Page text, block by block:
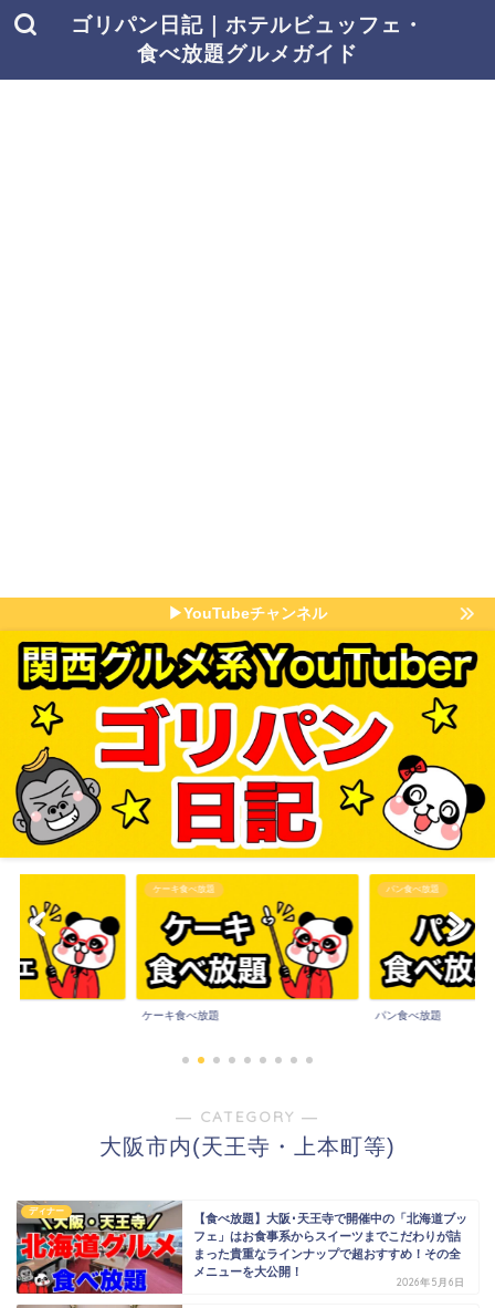
ゴリパン日記｜ホテルビュッフェ・
食べ放題グルメガイド
▶YouTubeチャンネル
ケーキ食べ放題
ケーキ食べ放題
パン食べ放題
パン食べ放題
― CATEGORY ―
大阪市内(天王寺・上本町等)
ディナー
【食べ放題】大阪･天王寺で開催中の「北海道ブッ
フェ」はお食事系からスイーツまでこだわりが詰
まった貴重なラインナップで超おすすめ！その全
メニューを大公開！
2026年5月6日